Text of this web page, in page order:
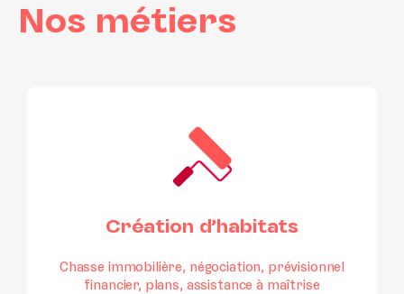
Nos métiers
Création d’habitats
Chasse immobilière, négociation, prévisionnel
financier, plans, assistance à maîtrise